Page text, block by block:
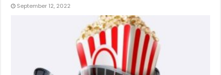
September 12, 2022